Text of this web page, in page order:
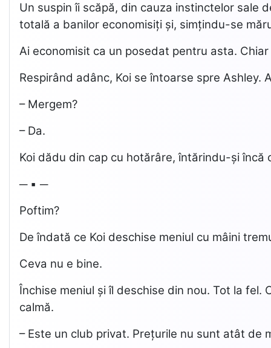
Un suspin îi scăpă, din cauza instinctelor sale
totală a banilor economisiți și, simțindu-se
Ai economisit ca un posedat pentru asta.
Respirând adânc, Koi se întoarse spre Ashley.
– Mergem?
– Da.
Koi dădu din cap cu hotărâre, întărindu-și
─ ▪ ─
Poftim?
De îndată ce Koi deschise meniul cu mâini
Ceva nu e bine.
Închise meniul și îl deschise din nou. Tot la
calmă.
– Este un club privat. Prețurile nu sunt atât de